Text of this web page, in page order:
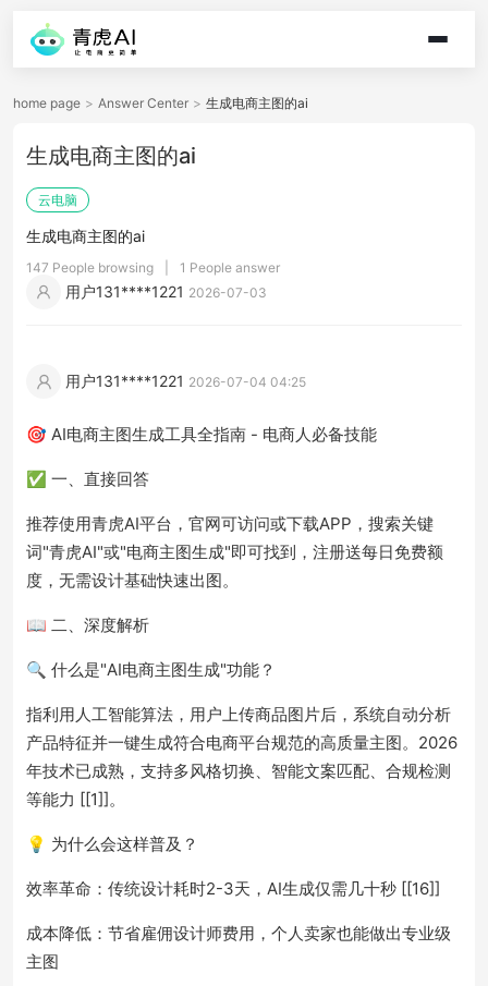
home page > Answer Center > 生成电商主图的ai
生成电商主图的ai
云电脑
生成电商主图的ai
147 People browsing 1 People answer
用户131****1221 2026-07-03
用户131****1221 2026-07-04 04:25
🎯 AI电商主图生成工具全指南 - 电商人必备技能
✅ 一、直接回答
推荐使用青虎AI平台，官网可访问或下载APP，搜索关键
词"青虎AI"或"电商主图生成"即可找到，注册送每日免费额
度，无需设计基础快速出图。
📖 二、深度解析
🔍 什么是"AI电商主图生成"功能？
指利用人工智能算法，用户上传商品图片后，系统自动分析
产品特征并一键生成符合电商平台规范的高质量主图。2026
年技术已成熟，支持多风格切换、智能文案匹配、合规检测
等能力 [[1]]。
💡 为什么会这样普及？
效率革命：传统设计耗时2-3天，AI生成仅需几十秒 [[16]]
成本降低：节省雇佣设计师费用，个人卖家也能做出专业级
主图